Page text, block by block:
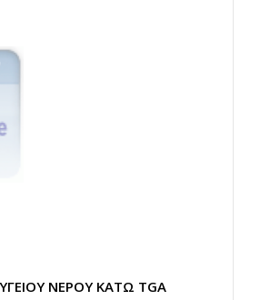
ΝΕΡΟΥ ΚΑΤΩ TGA